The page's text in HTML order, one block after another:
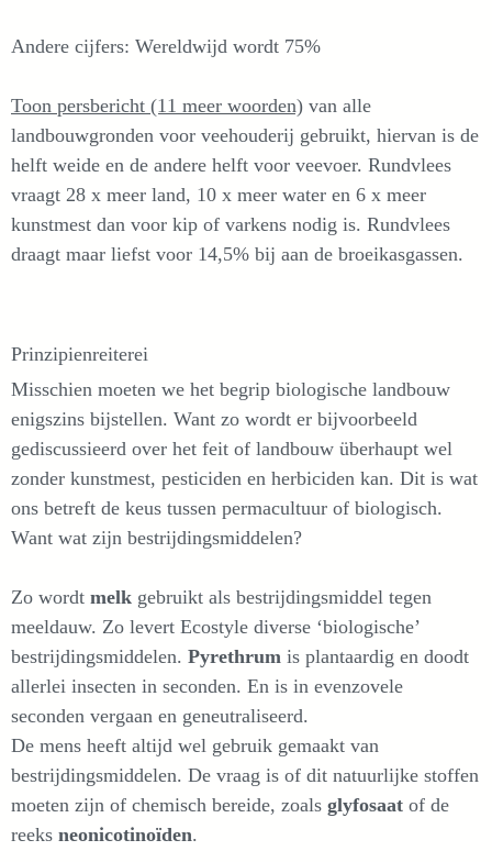
Andere cijfers: Wereldwijd wordt 75%
Toon persbericht (11 meer woorden) van alle
landbouwgronden voor veehouderij gebruikt, hiervan is de
helft weide en de andere helft voor veevoer. Rundvlees
vraagt 28 x meer land, 10 x meer water en 6 x meer
kunstmest dan voor kip of varkens nodig is. Rundvlees
draagt maar liefst voor 14,5% bij aan de broeikasgassen.
Prinzipienreiterei
Misschien moeten we het begrip biologische landbouw
enigszins bijstellen. Want zo wordt er bijvoorbeeld
gediscussieerd over het feit of landbouw überhaupt wel
zonder kunstmest, pesticiden en herbiciden kan. Dit is wat
ons betreft de keus tussen permacultuur of biologisch.
Want wat zijn bestrijdingsmiddelen?
Zo wordt melk gebruikt als bestrijdingsmiddel tegen
meeldauw. Zo levert Ecostyle diverse ‘biologische’
bestrijdingsmiddelen. Pyrethrum is plantaardig en doodt
allerlei insecten in seconden. En is in evenzovele
seconden vergaan en geneutraliseerd.
De mens heeft altijd wel gebruik gemaakt van
bestrijdingsmiddelen. De vraag is of dit natuurlijke stoffen
moeten zijn of chemisch bereide, zoals glyfosaat of de
reeks neonicotinoïden.